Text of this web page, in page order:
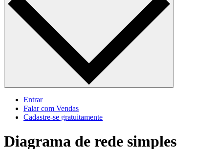
Entrar
Falar com Vendas
Cadastre‐se gratuitamente
Diagrama de rede simples